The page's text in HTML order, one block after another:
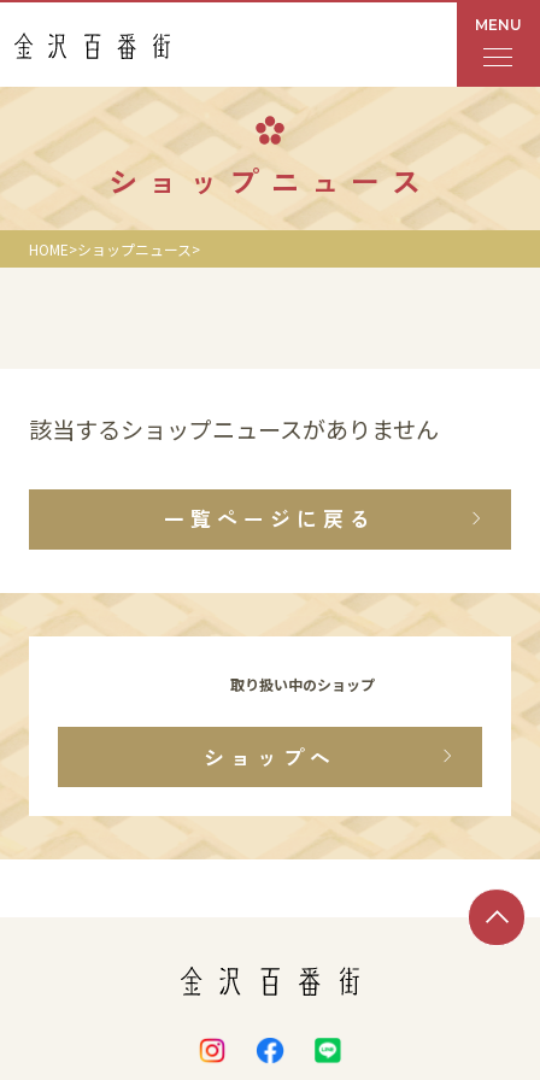
MENU
フロアガイド
あんと
Rinto
ショップニュース
イベント
館内サービス
施設からのお知らせ
スタッフ募集
ショップニュース
HOME ショップニュース
該当するショップニュースがありません
一覧ページに戻る
取り扱い中のショップ
ショップへ